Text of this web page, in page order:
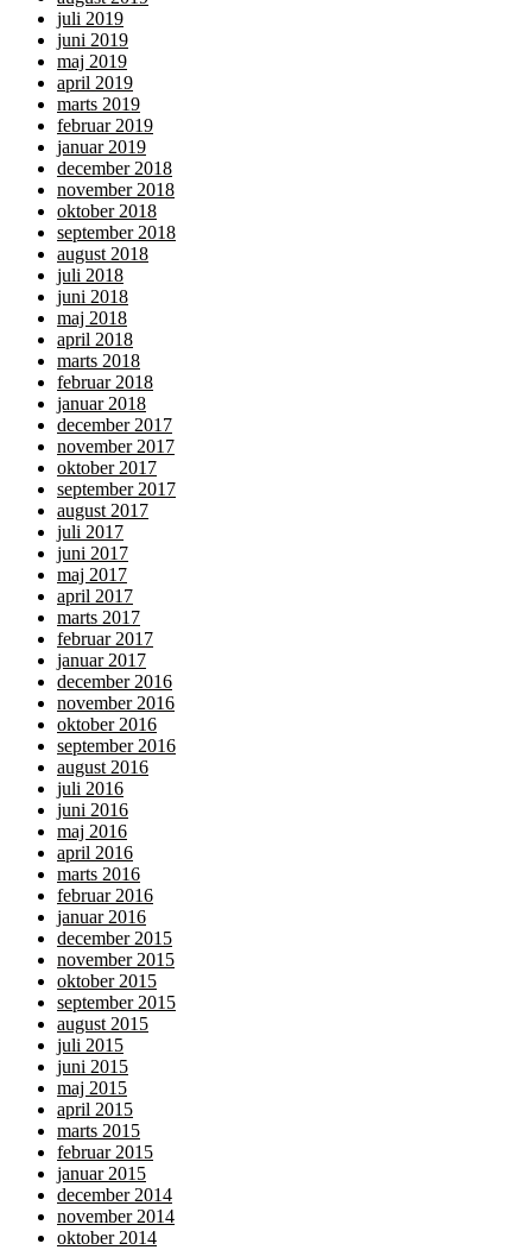
juli 2019
juni 2019
maj 2019
april 2019
marts 2019
februar 2019
januar 2019
december 2018
november 2018
oktober 2018
september 2018
august 2018
juli 2018
juni 2018
maj 2018
april 2018
marts 2018
februar 2018
januar 2018
december 2017
november 2017
oktober 2017
september 2017
august 2017
juli 2017
juni 2017
maj 2017
april 2017
marts 2017
februar 2017
januar 2017
december 2016
november 2016
oktober 2016
september 2016
august 2016
juli 2016
juni 2016
maj 2016
april 2016
marts 2016
februar 2016
januar 2016
december 2015
november 2015
oktober 2015
september 2015
august 2015
juli 2015
juni 2015
maj 2015
april 2015
marts 2015
februar 2015
januar 2015
december 2014
november 2014
oktober 2014